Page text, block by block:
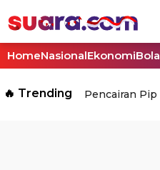
HomeNasionalEkonomiBola
🔥 Trending Pencairan Pip